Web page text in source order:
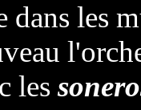
dans les
les